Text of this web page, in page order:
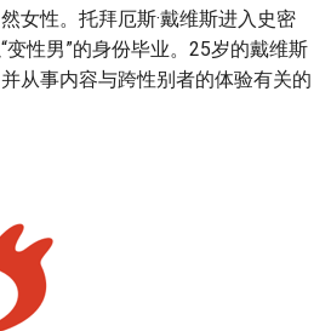
女性。托拜厄斯·戴维斯进入史密
变性男”的身份毕业。25岁的戴维斯
从事内容与跨性别者的体验有关的